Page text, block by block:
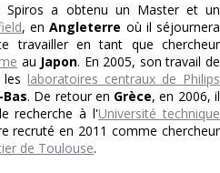
Spiros a obtenu un Master et un
, enAngleterre où il séjournera
travailler en tant que chercheur
au Japon. En 2005, son travail de
laboratoires centraux de Philips
Bas. De retour en Grèce, en 2006, il
recherche à l'Université technique
recruté en 2011 comme chercheur
de Toulouse.